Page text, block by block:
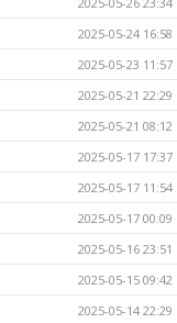
2025-05-24 16:58
2025-05-23 11:57
2025-05-21 22:29
2025-05-21 08:12
2025-05-17 17:37
2025-05-17 11:54
2025-05-17 00:09
2025-05-16 23:51
2025-05-15 09:42
2025-05-14 22:29